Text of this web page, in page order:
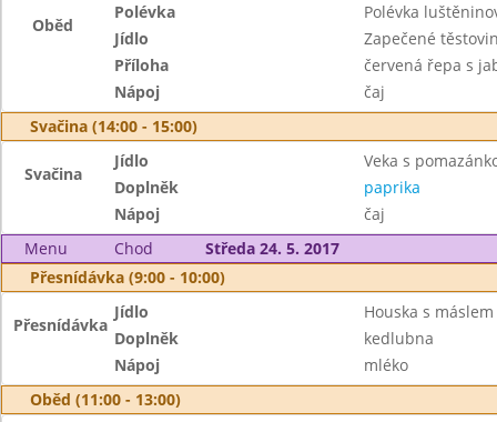
Oběd
Polévka
Polévka
Jídlo
Zapečené
Příloha
červená řepa s
Nápoj
čaj
Svačina (14:00 - 15:00)
Svačina
Jídlo
Veka s
Doplněk
paprika
Nápoj
čaj
Menu
Chod
Středa 24. 5. 2017
Přesnídávka (9:00 - 10:00)
Přesnídávka
Jídlo
Houska s
Doplněk
kedlubna
Nápoj
mléko
Oběd (11:00 - 13:00)